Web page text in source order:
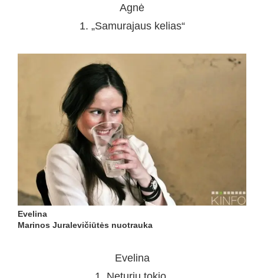
Agnė
1. „Samurajaus kelias“
Evelina
Marinos Juralevičiūtės nuotrauka
Evelina